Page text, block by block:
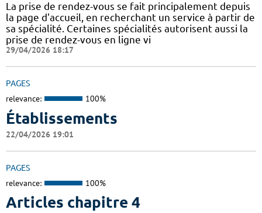
La prise de rendez-vous se fait principalement depuis
la page d'accueil, en recherchant un service à partir de
sa spécialité. Certaines spécialités autorisent aussi la
prise de rendez-vous en ligne vi
29/04/2026 18:17
PAGES
relevance: 100%
Établissements
22/04/2026 19:01
PAGES
relevance: 100%
Articles chapitre 4